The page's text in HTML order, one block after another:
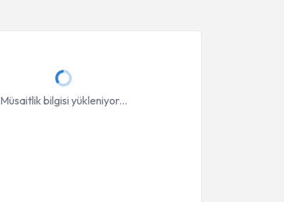
Müsaitlik bilgisi yükleniyor...